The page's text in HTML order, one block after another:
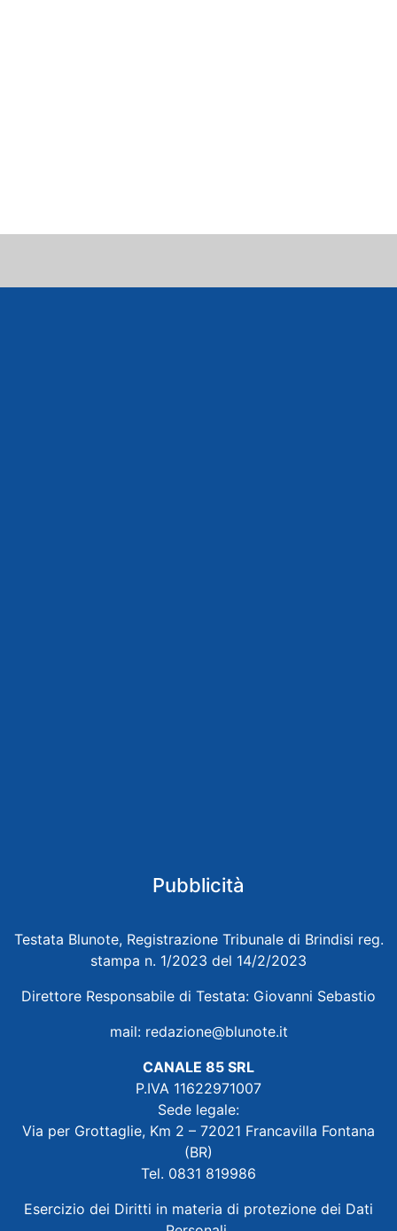
Pubblicità
Testata Blunote, Registrazione Tribunale di Brindisi reg.
stampa n. 1/2023 del 14/2/2023
Direttore Responsabile di Testata: Giovanni Sebastio
mail: redazione@blunote.it
CANALE 85 SRL
P.IVA 11622971007
Sede legale:
Via per Grottaglie, Km 2 – 72021 Francavilla Fontana
(BR)
Tel. 0831 819986
Esercizio dei Diritti in materia di protezione dei Dati